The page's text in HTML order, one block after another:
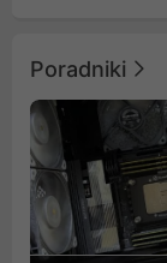
Poradniki